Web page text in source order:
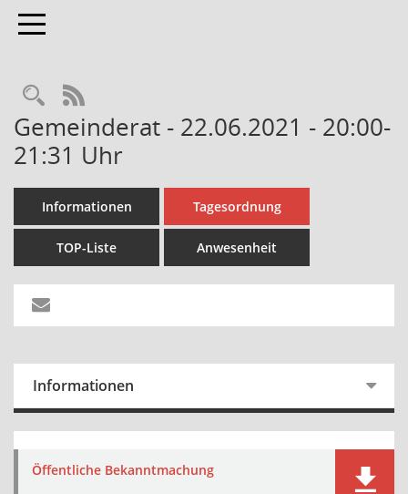
Toggle navigation
Rechercheauswahl
RSS-Feed
Gemeinderat - 22.06.2021 - 20:00-
21:31 Uhr
Informationen Tagesordnung
TOP-Liste Anwesenheit
Informationen
Öffentliche Bekanntmachung